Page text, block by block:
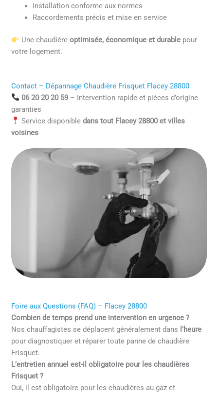
Installation conforme aux normes
Raccordements précis et mise en service
Une chaudière optimisée, économique et durablepour
votre logement.
Contact – Dépannage Chaudière Frisquet Flacey 28800
06 20 20 20 59– Intervention rapide et pièces d’origine
garanties
Service disponible dans tout Flacey 28800 et villes
voisines
Foire aux Questions (FAQ) – Flacey 28800
Combien de temps prend une intervention en urgence ?
Nos chauffagistes se déplacent généralement dans l’heure
pour diagnostiquer et réparer toute panne de chaudière
Frisquet.
L’entretien annuel est-il obligatoire pour les chaudières
Frisquet ?
Oui, il est obligatoire pour les chaudières au gaz et